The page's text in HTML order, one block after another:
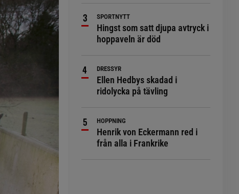
SPORTNYTT
Hingst som satt djupa avtryck i
hoppaveln är död
DRESSYR
Ellen Hedbys skadad i
ridolycka på tävling
HOPPNING
Henrik von Eckermann red i
från alla i Frankrike